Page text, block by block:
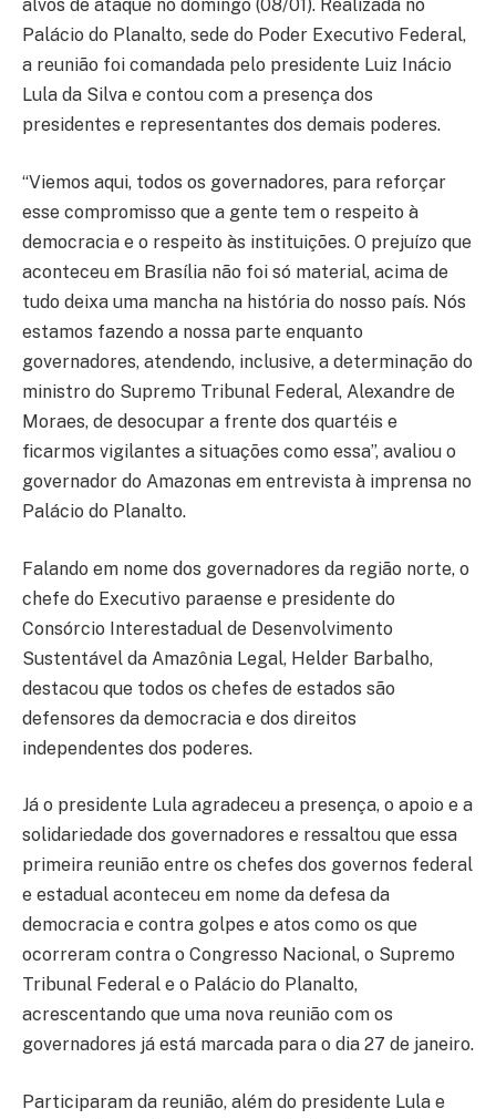
alvos de ataque no domingo (08/01). Realizada no
Palácio do Planalto, sede do Poder Executivo Federal,
a reunião foi comandada pelo presidente Luiz Inácio
Lula da Silva e contou com a presença dos
presidentes e representantes dos demais poderes.
“Viemos aqui, todos os governadores, para reforçar
esse compromisso que a gente tem o respeito à
democracia e o respeito às instituições. O prejuízo que
aconteceu em Brasília não foi só material, acima de
tudo deixa uma mancha na história do nosso país. Nós
estamos fazendo a nossa parte enquanto
governadores, atendendo, inclusive, a determinação do
ministro do Supremo Tribunal Federal, Alexandre de
Moraes, de desocupar a frente dos quartéis e
ficarmos vigilantes a situações como essa”, avaliou o
governador do Amazonas em entrevista à imprensa no
Palácio do Planalto.
Falando em nome dos governadores da região norte, o
chefe do Executivo paraense e presidente do
Consórcio Interestadual de Desenvolvimento
Sustentável da Amazônia Legal, Helder Barbalho,
destacou que todos os chefes de estados são
defensores da democracia e dos direitos
independentes dos poderes.
Já o presidente Lula agradeceu a presença, o apoio e a
solidariedade dos governadores e ressaltou que essa
primeira reunião entre os chefes dos governos federal
e estadual aconteceu em nome da defesa da
democracia e contra golpes e atos como os que
ocorreram contra o Congresso Nacional, o Supremo
Tribunal Federal e o Palácio do Planalto,
acrescentando que uma nova reunião com os
governadores já está marcada para o dia 27 de janeiro.
Participaram da reunião, além do presidente Lula e